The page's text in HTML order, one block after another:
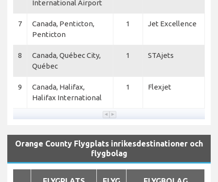
International Airport
7
Canada, Penticton,
Penticton
1 Jet Excellence
8
Canada, Québec City,
Québec
1 STAjets
9
Canada, Halifax,
Halifax International
1 Flexjet
Orange County Flygplats inrikesdestinationer och
flygbolag